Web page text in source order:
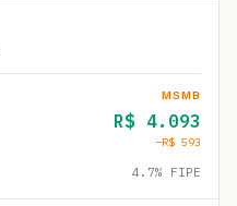
MSMB
R$ 4.093
−R$ 593
4.7% FIPE